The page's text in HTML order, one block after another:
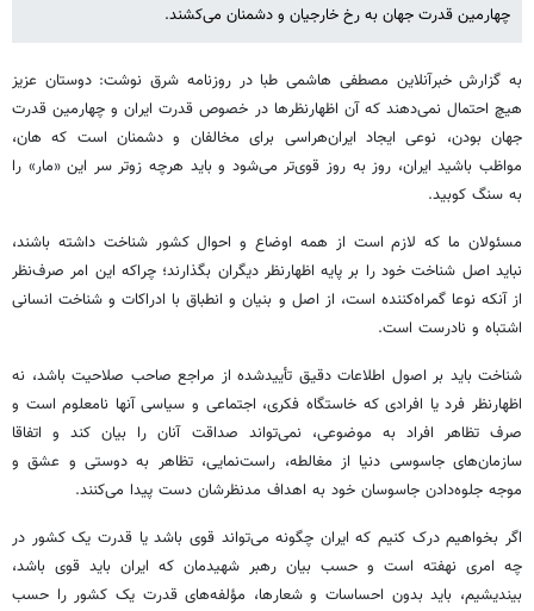
چهارمین قدرت جهان به رخ خارجیان و دشمنان می‌کشند.
به گزارش خبرآنلاین مصطفی هاشمی طبا در روزنامه شرق نوشت: دوستان عزیز
هیچ احتمال نمی‌دهند که آن اظهارنظرها در خصوص قدرت ایران و چهارمین قدرت
جهان بودن، نوعی ایجاد ایران‌هراسی برای مخالفان و دشمنان است که هان،
مواظب باشید ایران، روز به روز قوی‌تر می‌شود و باید هرچه زوتر سر این «مار» را
به سنگ کوبید.
مسئولان ما که لازم است از همه اوضاع و احوال کشور شناخت داشته باشند،
نباید اصل شناخت خود را بر پایه اظهارنظر دیگران بگذارند؛ چراکه این امر صرف‌نظر
از آنکه نوعا گمراه‌کننده است، از اصل و بنیان و انطباق با ادراکات و شناخت انسانی
اشتباه و نادرست است.
شناخت باید بر اصول اطلاعات دقیق تأییدشده از مراجع صاحب صلاحیت باشد، نه
اظهارنظر فرد یا افرادی که خاستگاه فکری، اجتماعی و سیاسی آنها نامعلوم است و
صرف تظاهر افراد به موضوعی، نمی‌تواند صداقت آنان را بیان کند و اتفاقا
سازمان‌های جاسوسی دنیا از مغالطه، راست‌نمایی، تظاهر به دوستی و عشق و
موجه جلوه‌دادن جاسوسان خود به اهداف مدنظرشان دست ‌پیدا می‌کنند.
اگر بخواهیم درک کنیم که ایران چگونه می‌تواند قوی باشد یا قدرت یک کشور در
چه امری نهفته است و حسب بیان رهبر شهیدمان که ایران باید قوی باشد،
بیندیشیم، باید بدون احساسات و شعارها، مؤلفه‌های قدرت یک کشور را حسب